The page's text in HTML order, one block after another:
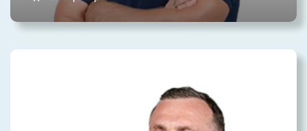
Роговик Кирилл Леонидович